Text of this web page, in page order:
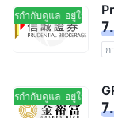
ารกำกับดูแล อยู่ในการกำ
ก
ารกำกับดูแล อยู่ในการกำกั